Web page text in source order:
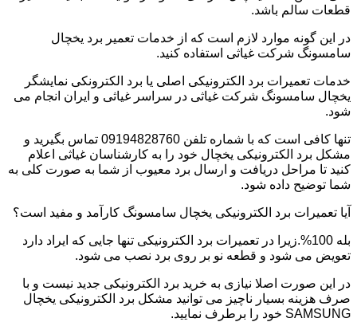
قطعات سالم باشد.
در این گونه موارد لازم است که از خدمات تعمیر برد یخچال
سامسونگ شرکت غیاثی استفاده کنید.
خدمات تعمیرات برد الکترونیکی اصلی یا برد الکترونکی نمایشگر
یخچال سامسونگ شرکت غیاثی در سراسر غیاثی و ایران انجام می
شود.
تنها کافی است که با شماره تلفن 09194828760 تماس بگیرید و
مشکل برد الکترونیکی یخچال خود را به کارشناسان غیاثی اعلام
کنید تا مراحل دریافت و ارسال برد معیوب از شما به صورت کلی به
شما توضیح داده شود.
آیا تعمیرات برد الکترونیکی یخچال سامسونگ کارآمد و مفید است؟
بله 100%.زیرا در تعمیرات برد الکترونیکی تنها جایی که ایراد دارد
تعویض می شود و قطعه نو بر روی برد نصب می شود.
در این صورت اصلا نیازی به خرید برد الکترونیکی جدید نیست و با
صرف هزینه بسیار ناچیز می توانید مشکل برد الکترونیکی یخچال
SAMSUNG خود را برطرف نمایید.